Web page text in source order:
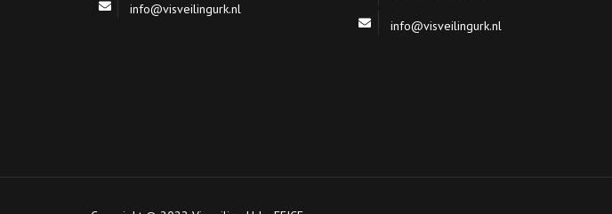
info@visveilingurk.nl
info@visveilingurk.nl